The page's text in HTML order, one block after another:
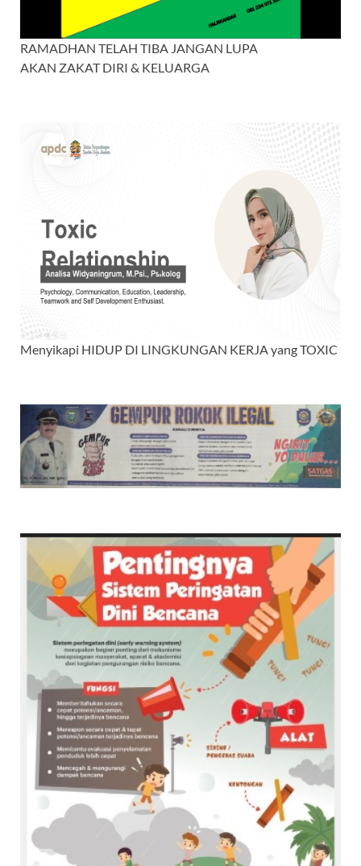
RAMADHAN TELAH TIBA JANGAN LUPA
AKAN ZAKAT DIRI & KELUARGA
Menyikapi HIDUP DI LINGKUNGAN KERJA yang TOXIC